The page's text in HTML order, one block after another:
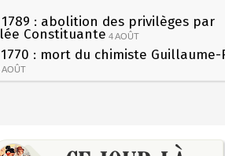
: abolition des privilèges par
Constituante 4 AOÛT
: mort du chimiste Guillaume-
AOÛT
de La Fontaine : réouverture